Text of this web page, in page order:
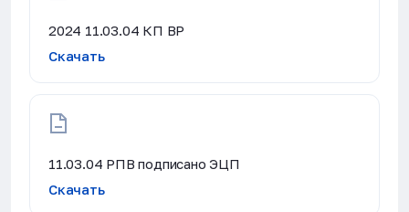
2024 11.03.04 КП ВР
Скачать
11.03.04 РПВ подписано ЭЦП
Скачать